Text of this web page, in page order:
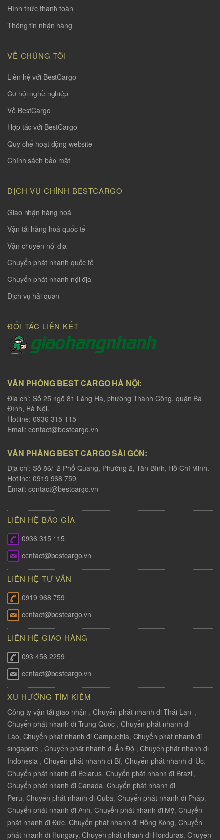
Hình thức thanh toàn
Thông tin nhận hàng
VỀ CHÚNG TÔI
Liên hệ với BestCargo
Cơ hội nghề nghiệp
Về BestCargo
Hợp tác với BestCargo
Quy chế hoạt động website
Chính sách bảo mật
DỊCH VỤ CHÍNH BESTCARGO
Giao nhận hàng hoá
Vận tải hàng hoá quốc tế
Vận chuyển nội địa
Chuyển phát nhanh quốc tế
Chuyển phát nhanh nội địa
Dịch vụ hải quan
ĐỐI TÁC LIÊN KẾT
VĂN PHÒNG BEST CARGO HÀ NỘI:
Địa chỉ: Số 25 ngõ 81 Láng Hạ, phường Thành Công, quận Ba
Đình, Hà Nội.
Hotline: 0936 315 115
Email: contact@bestcargo.vn
VĂN PHÀNG BEST CARGO SÀI GÒN:
Địa chỉ: Số 86/12 Phổ Quang, Phường 2, Tân Bình, Hồ Chí Minh.
Hotline: 0919 968 759
Email: contact@bestcargo.vn
LIÊN HỆ BÁO GÍA
0936 315 115
contact@bestcargo.vn
LIÊN HỆ TƯ VẤN
0919 968 759
contact@bestcargo.vn
LIÊN HỆ GIAO HÀNG
093 456 2259
contact@bestcargo.vn
XU HƯỚNG TÌM KIẾM
Công ty vận tải giao nhận , Chuyển phát nhanh đi Thái Lan ,
Chuyển phát nhanh đi Trung Quốc , Chuyển phát nhanh đi
Lào, Chuyển phát nhanh đi Campuchia, Chuyển phát nhanh đi
singapore , Chuyển phát nhanh đi Ấn Độ , Chuyển phát nhanh đi
Indonesia , Chuyển phát nhanh đi Bỉ, Chuyển phát nhanh đi Úc,
Chuyển phát nhanh đi Belarus, Chuyển phát nhanh đi Brazil,
Chuyển phát nhanh đi Canada, Chuyển phát nhanh đi
Peru, Chuyển phát nhanh đi Cuba, Chuyển phát nhanh đi Pháp,
Chuyển phát nhanh đi Anh, Chuyển phát nhanh đi Mỹ, Chuyển
phát nhanh đi Đức, Chuyển phát nhanh đi Hồng Kông, Chuyển
phát nhanh đi Hungary, Chuyển phát nhanh đi Honduras, Chuyển